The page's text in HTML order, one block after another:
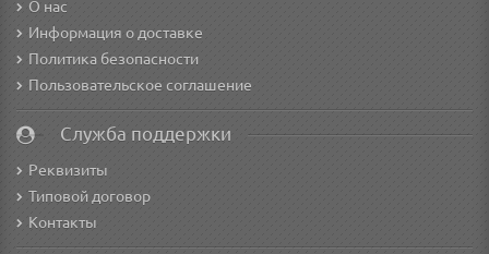
О нас
Информация о доставке
Политика безопасности
Пользовательское соглашение
Служба поддержки
Реквизиты
Типовой договор
Контакты